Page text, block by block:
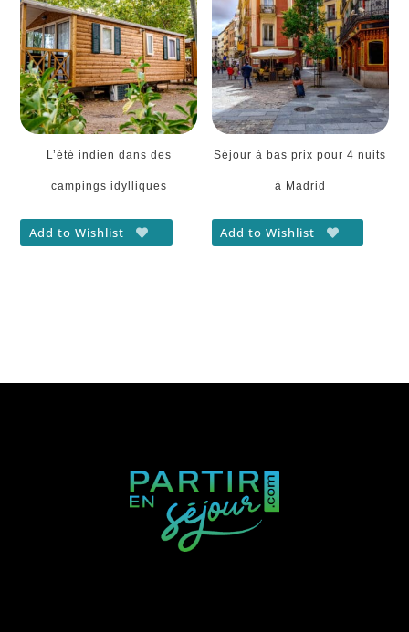
L’été indien dans des
campings idylliques
Add to Wishlist
Séjour à bas prix pour 4 nuits
à Madrid
Add to Wishlist